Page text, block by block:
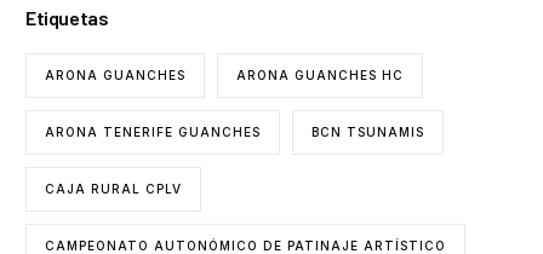
Etiquetas
ARONA GUANCHES ARONA GUANCHES HC
ARONA TENERIFE GUANCHES BCN TSUNAMIS
CAJA RURAL CPLV
CAMPEONATO AUTONÓMICO DE PATINAJE ARTÍSTICO